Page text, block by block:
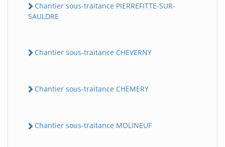
Chantier sous-traitance PIERREFITTE-SUR-
SAULDRE
Chantier sous-traitance CHEVERNY
Chantier sous-traitance CHEMERY
Chantier sous-traitance MOLINEUF